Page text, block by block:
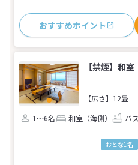
おすすめポイント
【禁煙】和
【広さ】12畳
1～6名
和室（海側） バス
おとな1名